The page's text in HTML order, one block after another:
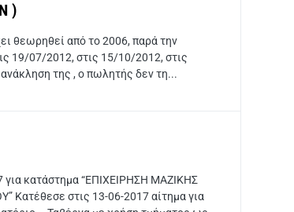
)
θεωρηθεί από το 2006, παρά την
19/07/2012, στις 15/10/2012, στις
της , ο πωλητής δεν τη...
για κατάστημα “ΕΠΙΧΕΙΡΗΣΗ ΜΑΖΙΚΗΣ
στις 13-06-2017 αίτημα για